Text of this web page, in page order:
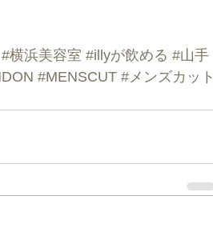
#横浜美容室 #illyが飲める #山手
#MENSCUT #メンズカット